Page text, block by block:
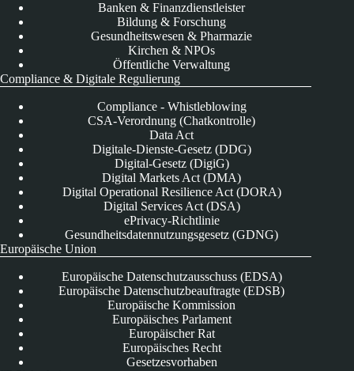
Banken & Finanzdienstleister
Bildung & Forschung
Gesundheitswesen & Pharmazie
Kirchen & NPOs
Öffentliche Verwaltung
Compliance & Digitale Regulierung
Compliance - Whistleblowing
CSA-Verordnung (Chatkontrolle)
Data Act
Digitale-Dienste-Gesetz (DDG)
Digital-Gesetz (DigiG)
Digital Markets Act (DMA)
Digital Operational Resilience Act (DORA)
Digital Services Act (DSA)
ePrivacy-Richtlinie
Gesundheitsdatennutzungsgesetz (GDNG)
Europäische Union
Europäische Datenschutzausschuss (EDSA)
Europäische Datenschutzbeauftragte (EDSB)
Europäische Kommission
Europäisches Parlament
Europäischer Rat
Europäisches Recht
Gesetzesvorhaben